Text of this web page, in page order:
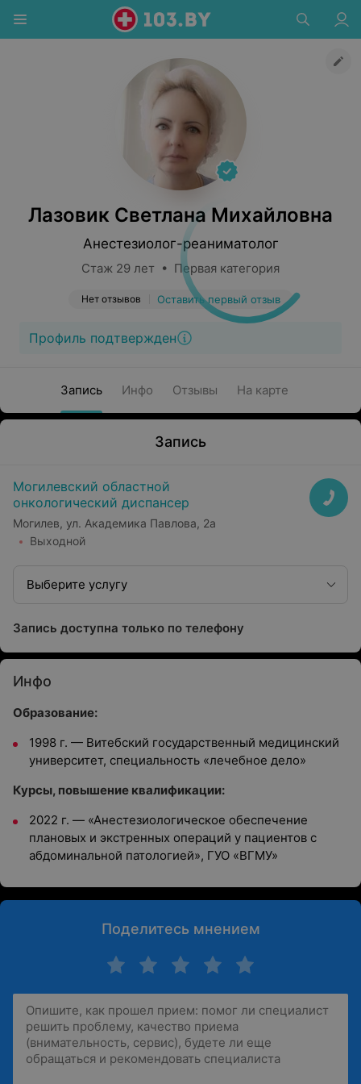
Лазовик Светлана Михайловна
Анестезиолог-реаниматолог
Стаж 29 лет • Первая категория
Нет отзывов Оставить первый отзыв
Профиль подтвержден
Запись Инфо Отзывы На карте
Запись
Могилевский областной
онкологический диспансер
Могилев, ул. Академика Павлова, 2а
Выходной
Выберите услугу
Запись доступна только по телефону
Инфо
Образование:
1998 г. — Витебский государственный медицинский
университет, специальность «лечебное дело»
Курсы, повышение квалификации:
2022 г. — «Анестезиологическое обеспечение
плановых и экстренных операций у пациентов с
абдоминальной патологией», ГУО «ВГМУ»
Поделитесь мнением